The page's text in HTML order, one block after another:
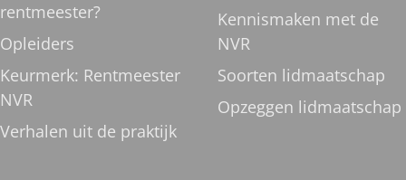
rentmeester?
Opleiders
Keurmerk: Rentmeester
NVR
Verhalen uit de praktijk
Kennismaken met de
NVR
Soorten lidmaatschap
Opzeggen lidmaatschap